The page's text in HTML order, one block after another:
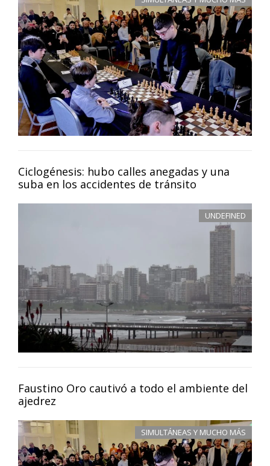
Ciclogénesis: hubo calles anegadas y una
suba en los accidentes de tránsito
UNDEFINED
Faustino Oro cautivó a todo el ambiente del
ajedrez
SIMULTÁNEAS Y MUCHO MÁS